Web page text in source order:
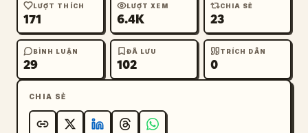
LƯỢT THÍCH
171
LƯỢT XEM
6.4K
CHIA SẺ
23
BÌNH LUẬN
29
ĐÃ LƯU
102
TRÍCH DẪN
0
CHIA SẺ